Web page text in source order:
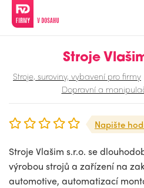
Stroje
Stroje, suroviny, vybavení pro firmy
Dopravní a
Napište
Stroje Vlašim s.r.o. se
výrobou strojů a zařízení na
automotive, automatizací